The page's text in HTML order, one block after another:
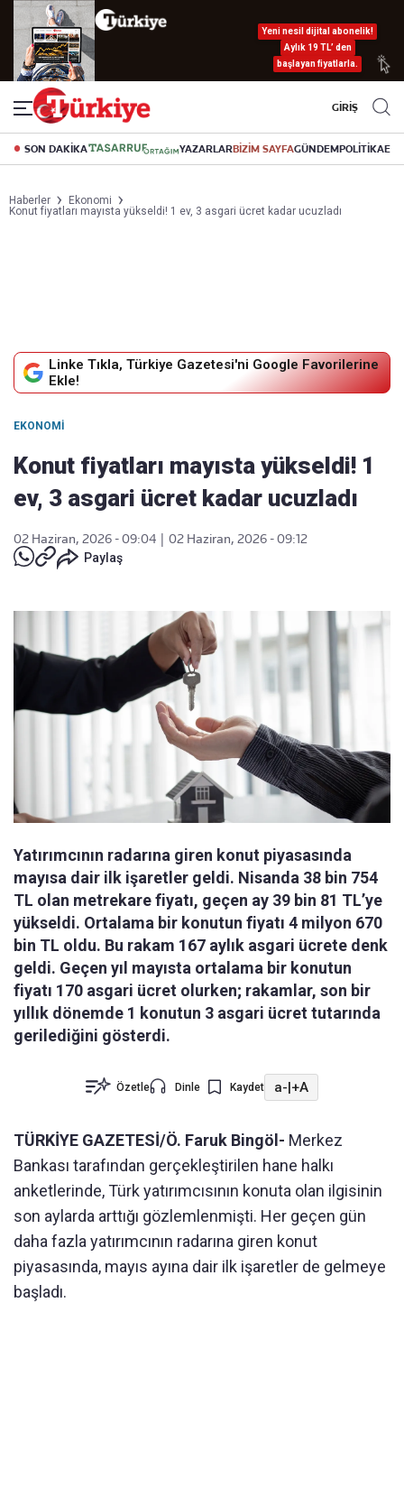
Yeni nesil dijital abonelik!
Aylık 19 TL’ den
başlayan fiyatlarla.
GİRİŞ
SON DAKİKA YAZARLARBİZİM SAYFAGÜNDEMPOLİTİKA
Haberler
Ekonomi
Konut fiyatları mayısta yükseldi! 1 ev, 3 asgari ücret kadar ucuzladı
Linke Tıkla, Türkiye Gazetesi'ni Google Favorilerine
Ekle!
EKONOMI
Konut fiyatları mayısta yükseldi! 1
ev, 3 asgari ücret kadar ucuzladı
02 Haziran, 2026 - 09:04
02 Haziran, 2026 - 09:12
Paylaş
Yatırımcının radarına giren konut piyasasında
mayısa dair ilk işaretler geldi. Nisanda 38 bin 754
TL olan metrekare fiyatı, geçen ay 39 bin 81 TL’ye
yükseldi. Ortalama bir konutun fiyatı 4 milyon 670
bin TL oldu. Bu rakam 167 aylık asgari ücrete denk
geldi. Geçen yıl mayısta ortalama bir konutun
fiyatı 170 asgari ücret olurken; rakamlar, son bir
yıllık dönemde 1 konutun 3 asgari ücret tutarında
gerilediğini gösterdi.
Özetle Dinle Kaydet a-|+A
TÜRKİYE GAZETESİ/Ö. Faruk Bingöl- Merkez
Bankası tarafından gerçekleştirilen hane halkı
anketlerinde, Türk yatırımcısının konuta olan ilgisinin
son aylarda arttığı gözlemlenmişti. Her geçen gün
daha fazla yatırımcının radarına giren konut
piyasasında, mayıs ayına dair ilk işaretler de gelmeye
başladı.